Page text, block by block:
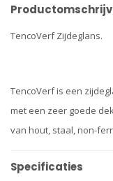
TencoVerf Zijdeglans.
TencoVerf is een
met een zeer goede
van hout, staal, non-
Specificaties